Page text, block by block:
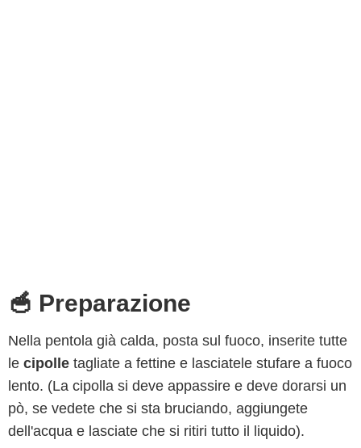
🥣 Preparazione
Nella pentola già calda, posta sul fuoco, inserite tutte
le cipolle tagliate a fettine e lasciatele stufare a fuoco
lento. (La cipolla si deve appassire e deve dorarsi un
pò, se vedete che si sta bruciando, aggiungete
dell'acqua e lasciate che si ritiri tutto il liquido).